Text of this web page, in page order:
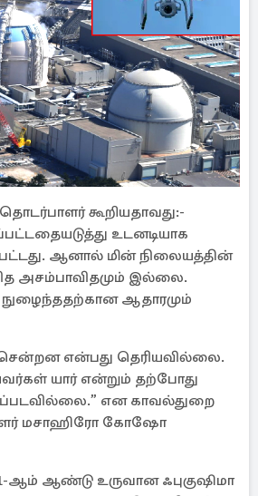
கூறியதாவது:-
உடனடியாக
ஆனால் மின் நிலையத்தின்
அசம்பாவிதமும் இல்லை.
ஆதாரமும்
என்பது தெரியவில்லை.
யார் என்றும் தற்போது
என காவல்துறை
மசாஹிரோ கோஷோ
ஆம் ஆண்டு உருவான ஃபுகுஷிமா